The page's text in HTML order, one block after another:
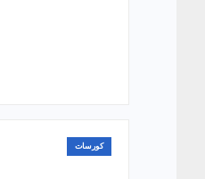
كورسات